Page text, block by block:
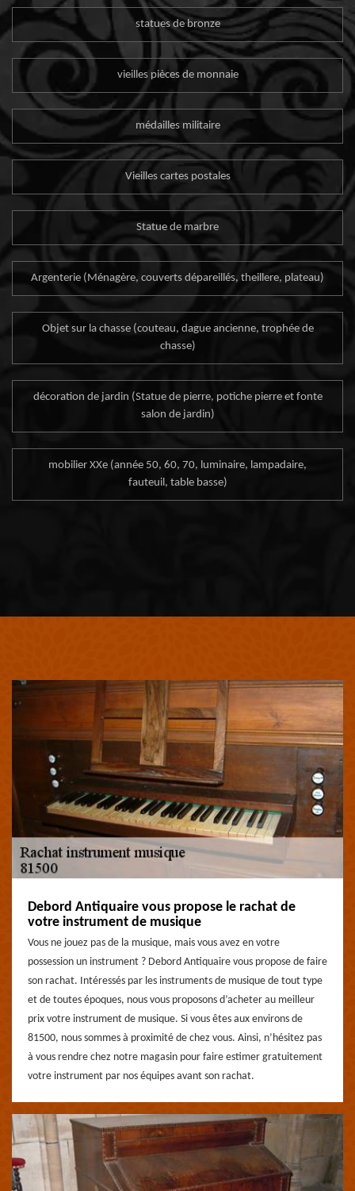
statues de bronze
vieilles pièces de monnaie
médailles militaire
Vieilles cartes postales
Statue de marbre
Argenterie (Ménagère, couverts dépareillés, theillere, plateau)
Objet sur la chasse (couteau, dague ancienne, trophée de
chasse)
décoration de jardin (Statue de pierre, potiche pierre et fonte
salon de jardin)
mobilier XXe (année 50, 60, 70, luminaire, lampadaire,
fauteuil, table basse)
Debord Antiquaire vous propose le rachat de
votre instrument de musique
Vous ne jouez pas de la musique, mais vous avez en votre
possession un instrument ? Debord Antiquaire vous propose de faire
son rachat. Intéressés par les instruments de musique de tout type
et de toutes époques, nous vous proposons d’acheter au meilleur
prix votre instrument de musique. Si vous êtes aux environs de
81500, nous sommes à proximité de chez vous. Ainsi, n’hésitez pas
à vous rendre chez notre magasin pour faire estimer gratuitement
votre instrument par nos équipes avant son rachat.